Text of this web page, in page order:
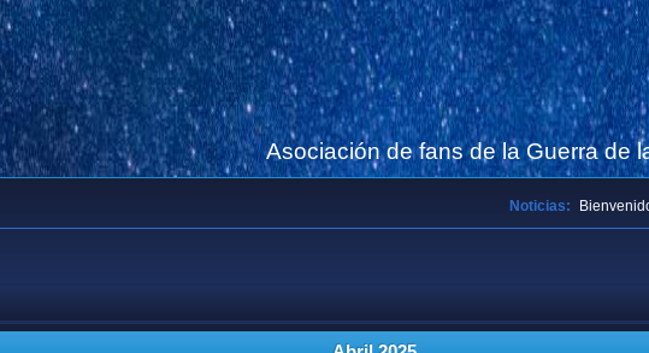
Asociación de fans de la Guerra de
Noticias: